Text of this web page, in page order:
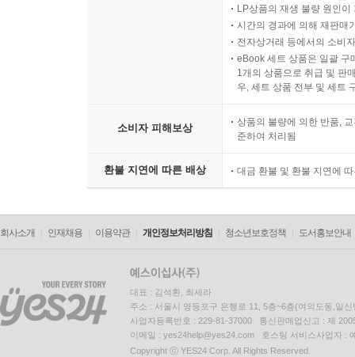
LP상품의 재생 불량 원인
시간의 경과에 의해 재판매
전자상거래 등에서의 소비
eBook 세트 상품은 일괄 구
1개의 상품으로 취급 및 판
우, 세트 상품 전부 및 세트
소비자 피해보상
상품의 불량에 의한 반품,
준하여 처리됨
환불 지연에 따른 배상 대금 환불 및 환불 지연에
회사소개 인재채용 이용약관 개인정보처리방침 청소년보호정책 도서홍보안내
대표 : 김석환, 최세라
주소 : 서울시 영등포구 은행로 11, 5층~6층(여의도동,일신
사업자등록번호 : 229-81-37000 통신판매업신고 : 제
이메일 : yes24help@yes24.com 호스팅 서비스사업자 :
Copyright ⓒ YES24 Corp. All Rights Reserved.